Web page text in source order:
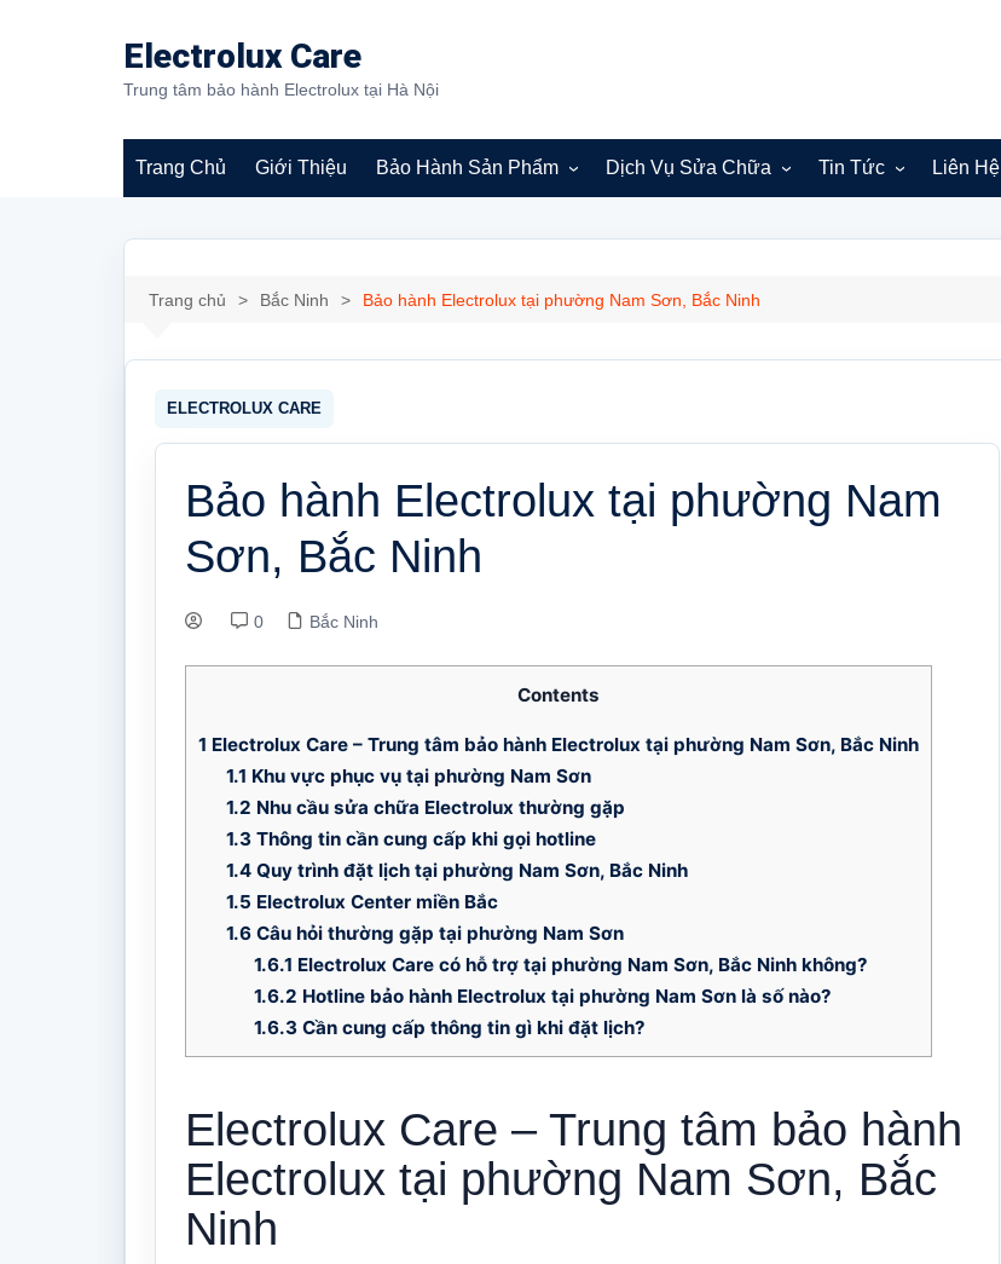
Electrolux Care
Trung tâm bảo hành Electrolux tại Hà Nội
Trang Chủ Giới Thiệu Bảo Hành Sản Phẩm
Electrolux
Dịch Vụ Sửa Chữa Tin Tức Liên Hệ
Trang chủ Bắc Ninh Bảo hành Electrolux tại phường Nam Sơn, Bắc Ninh
Bảo hành Electrolux tại phường Nam
Sơn, Bắc Ninh
0 Bắc Ninh
Contents
1 Electrolux Care – Trung tâm bảo hành Electrolux tại phường Nam Sơn, Bắc Ninh
1.1 Khu vực phục vụ tại phường Nam Sơn
1.2 Nhu cầu sửa chữa Electrolux thường gặp
1.3Thông tin cần cung cấp khi gọi hotline
1.4Quy trình đặt lịch tại phường Nam Sơn, Bắc Ninh
1.5 Electrolux Center miền Bắc
1.6Câu hỏi thường gặp tại phường Nam Sơn
1.6.1 Electrolux Care có hỗ trợ tại phường Nam Sơn, Bắc Ninh không?
1.6.2 Hotline bảo hành Electrolux tại phường Nam Sơn là số nào?
1.6.3Cần cung cấp thông tin gì khi đặt lịch?
Electrolux Care – Trung tâm bảo hành
Electrolux tại phường Nam Sơn, Bắc
Ninh